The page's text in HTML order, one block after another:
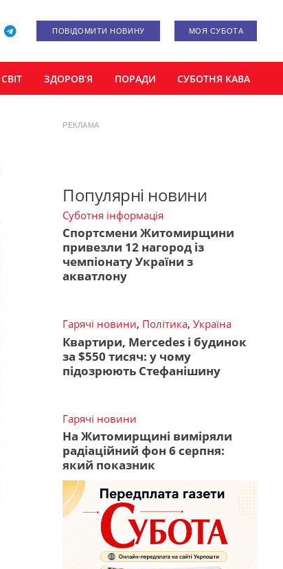
ПОВІДОМИТИ НОВИНУ МОЯ СУБОТА
СВІТ ЗДОРОВ’Я ПОРАДИ СУБОТНЯ КАВА
РЕКЛАМА
Популярні новини
Суботня інформація
Спортсмени Житомирщини
привезли 12 нагород із
чемпіонату України з
акватлону
Гарячі новини, Політика, Україна
Квартири, Mercedes і будинок
за $550 тисяч: у чому
підозрюють Стефанішину
Гарячі новини
На Житомирщині виміряли
радіаційний фон 6 серпня:
який показник